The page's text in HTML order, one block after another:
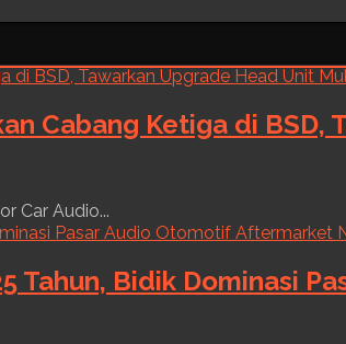
Cabang Ketiga di
Car Audio...
Tahun, Bidik Dominasi